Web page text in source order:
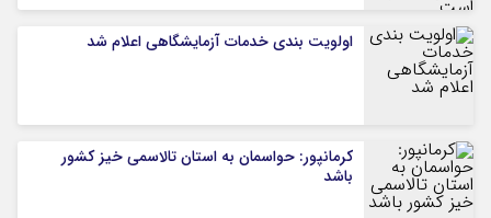
اولویت بندی خدمات آزمایشگاهی اعلام شد
کرمانپور: حواسمان به استان تالاسمی خیز کشور
باشد